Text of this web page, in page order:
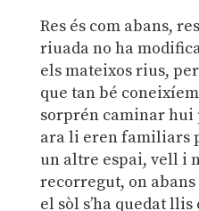
Res és com abans,
riuada no ha
els mateixos rius,
que tan bé
sorprén caminar hui
ara li eren familiars
un altre espai, vell i
recorregut, on
el sòl s’ha quedat